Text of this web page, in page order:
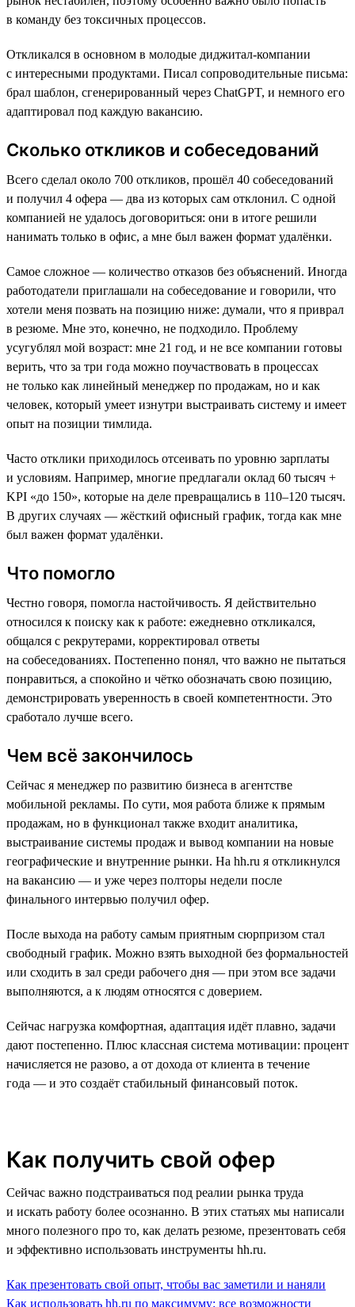
в команду без токсичных процессов.
Откликался в основном в молодые диджитал-компании
с интересными продуктами. Писал сопроводительные письма:
брал шаблон, сгенерированный через ChatGPT, и немного его
адаптировал под каждую вакансию.
Сколько откликов и собеседований
Всего сделал около 700 откликов, прошёл 40 собеседований
и получил 4 офера — два из которых сам отклонил. С одной
компанией не удалось договориться: они в итоге решили
нанимать только в офис, а мне был важен формат удалёнки.
Самое сложное — количество отказов без объяснений. Иногда
работодатели приглашали на собеседование и говорили, что
хотели меня позвать на позицию ниже: думали, что я приврал
в резюме. Мне это, конечно, не подходило. Проблему
усугублял мой возраст: мне 21 год, и не все компании готовы
верить, что за три года можно поучаствовать в процессах
не только как линейный менеджер по продажам, но и как
человек, который умеет изнутри выстраивать систему и имеет
опыт на позиции тимлида.
Часто отклики приходилось отсеивать по уровню зарплаты
и условиям. Например, многие предлагали оклад 60 тысяч +
KPI «до 150», которые на деле превращались в 110–120 тысяч.
В других случаях — жёсткий офисный график, тогда как мне
был важен формат удалёнки.
Что помогло
Честно говоря, помогла настойчивость. Я действительно
относился к поиску как к работе: ежедневно откликался,
общался с рекрутерами, корректировал ответы
на собеседованиях. Постепенно понял, что важно не пытаться
понравиться, а спокойно и чётко обозначать свою позицию,
демонстрировать уверенность в своей компетентности. Это
сработало лучше всего.
Чем всё закончилось
Сейчас я менеджер по развитию бизнеса в агентстве
мобильной рекламы. По сути, моя работа ближе к прямым
продажам, но в функционал также входит аналитика,
выстраивание системы продаж и вывод компании на новые
географические и внутренние рынки. На hh.ru я откликнулся
на вакансию — и уже через полторы недели после
финального интервью получил офер.
После выхода на работу самым приятным сюрпризом стал
свободный график. Можно взять выходной без формальностей
или сходить в зал среди рабочего дня — при этом все задачи
выполняются, а к людям относятся с доверием.
Сейчас нагрузка комфортная, адаптация идёт плавно, задачи
дают постепенно. Плюс классная система мотивации: процент
начисляется не разово, а от дохода от клиента в течение
года — и это создаёт стабильный финансовый поток.
Как получить свой офер
Сейчас важно подстраиваться под реалии рынка труда
и искать работу более осознанно. В этих статьях мы написали
много полезного про то, как делать резюме, презентовать себя
и эффективно использовать инструменты hh.ru.
Как презентовать свой опыт, чтобы вас заметили и наняли
Как использовать hh.ru по максимуму: все возможности